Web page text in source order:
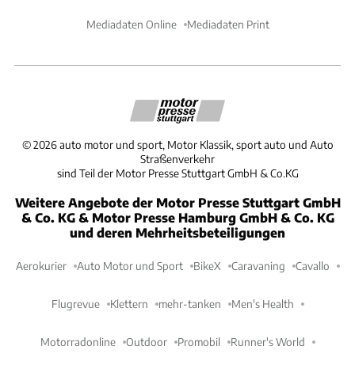
Mediadaten Online Mediadaten Print
©2026 auto motor und sport, Motor Klassik, sport auto und Auto
Straßenverkehr
sind Teil der Motor Presse Stuttgart GmbH & Co.KG
Weitere Angebote der Motor Presse Stuttgart GmbH
& Co. KG & Motor Presse Hamburg GmbH & Co. KG
und deren Mehrheitsbeteiligungen
Aerokurier Auto Motor und Sport BikeX Caravaning Cavallo
Flugrevue Klettern mehr-tanken Men's Health
Motorradonline Outdoor Promobil Runner's World